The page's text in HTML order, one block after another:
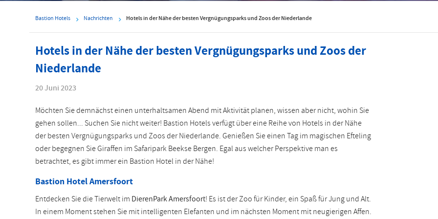
Bastion Hotels Nachrichten Hotels in der Nähe der besten Vergnügungsparks und Zoos der Niederlande
Hotels in der Nähe der besten Vergnügungsparks und Zoos der
Niederlande
20 Juni 2023
Möchten Sie demnächst einen unterhaltsamen Abend mit Aktivität planen, wissen aber nicht, wohin Sie
gehen sollen... Suchen Sie nicht weiter! Bastion Hotels verfügt über eine Reihe von Hotels in der Nähe
der besten Vergnügungsparks und Zoos der Niederlande. Genießen Sie einen Tag im magischen Efteling
oder begegnen Sie Giraffen im Safaripark Beekse Bergen. Egal aus welcher Perspektive man es
betrachtet, es gibt immer ein Bastion Hotel in der Nähe!
Bastion Hotel Amersfoort
Entdecken Sie die Tierwelt im DierenPark Amersfoort! Es ist der Zoo für Kinder, ein Spaß für Jung und Alt.
In einem Moment stehen Sie mit intelligenten Elefanten und im nächsten Moment mit neugierigen Affen.